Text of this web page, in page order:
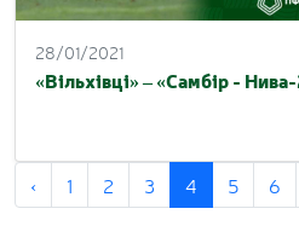
28/01/2021
«Вільхівці» – «Самбір -
‹ 1 2 3 4 5 6